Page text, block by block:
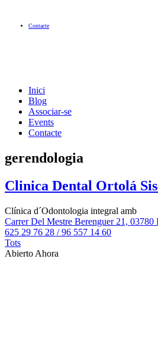
Contacte
Inici
Blog
Associar-se
Events
Contacte
gerendologia
Clinica Dental Ortolá
Clínica d´Odontologia integral amb
Carrer Del Mestre Berenguer 21, 03780
625 29 76 28 / 96 557 14 60
Tots
Abierto Ahora